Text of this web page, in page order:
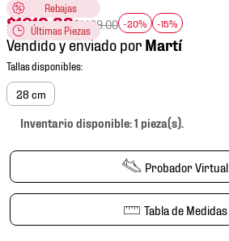
Rebajas
Últimas Piezas
$1019.32$1499.00 -20% -15%
Vendido y enviado por
28 cm
Inventario disponible: 1 pieza(s).
Probador Virtual
Tabla de Medidas
2.
tenis hombre
3.
tenis
4.
tenis futbol
5.
mochila
6.
jersey
7.
mochilas
8.
chivas